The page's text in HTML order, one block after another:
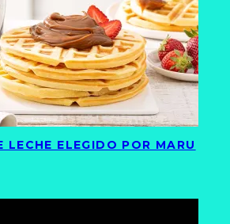
LECHE ELEGIDO POR MARU